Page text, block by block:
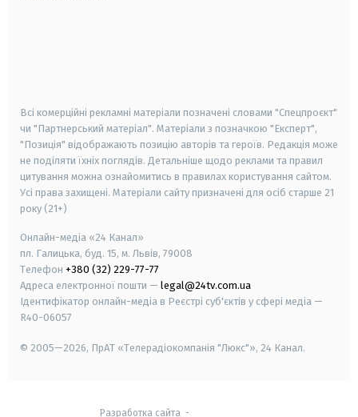
Всі комерційні рекламні матеріали позначені словами "Спецпроєкт"
чи "Партнерський матеріал". Матеріали з позначкою "Експерт",
"Позиція" відображають позицію авторів та героїв. Редакція може
не поділяти їхніх поглядів. Детальніше щодо реклами та правил
цитування можна ознайомитись в правилах користування сайтом.
Усі права захищені. Матеріали сайту призначені для осіб старше 21
року (21+)
Онлайн-медіа «24 Канал»
пл. Галицька, буд. 15, м. Львів, 79008
Телефон +380 (32) 229-77-77
Адреса електронної пошти — legal@24tv.com.ua
Ідентифікатор онлайн-медіа в Реєстрі суб'єктів у сфері медіа —
R40-06057
© 2005—2026, ПрАТ «Телерадіокомпанія "Люкс"», 24 Канал.
Разработка сайта -